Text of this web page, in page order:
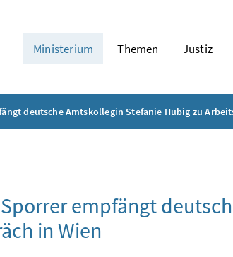
Ministerium Themen Justiz
deutsche Amtskollegin Stefanie Hubig zu
empfängt
in Wien